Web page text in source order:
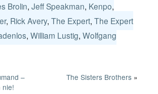
Brolin, Jeff Speakman, Kenpo,
, Rick Avery, The Expert, The Expert
, William Lustig, Wolfgang
–
nie!
The Sisters Brothers »